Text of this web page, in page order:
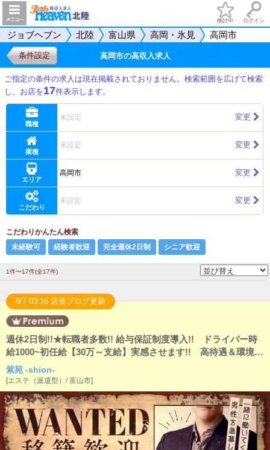
検討中 ログイン
ジョブヘブン 北陸 富山県 高岡・氷見 高岡市
条件設定 高岡市の高収入求人
ご指定の条件の求人は現在掲載されておりません。検索範囲を広げて検索
し、お店を17件表示します。
職種
未設定 変更
業種
未設定 変更
エリア
高岡市 変更
こだわり
未設定 変更
こだわりかんたん検索
未経験可
経験者歓迎 完全週休2日制 シニア歓迎
1件〜17件(全17件)
8/7 03:16 店長ブログ更新
週休2日制!!★転職者多数!! 給与保証制度導入!! ドライバー時
給1000~初任給【30万～支給】実感させます!! 高待遇＆環境
+福利厚生に自信♪
紫苑 -shion-
[エステ（派遣型） /富山市]